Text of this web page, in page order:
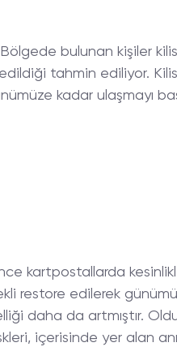
bulunan kişiler
tahmin ediliyor.
kadar ulaşmayı
kartpostallarda
restore edilerek
daha da artmıştır.
içerisinde yer alan